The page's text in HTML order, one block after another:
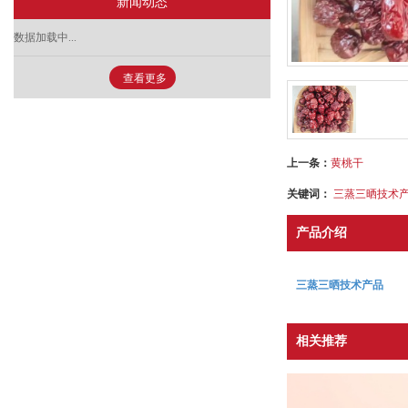
上一条： 黄桃干
关键词： 三蒸三晒技术
产品介绍
三蒸三晒技术产品
相关推荐
数据加载中...
查看更多